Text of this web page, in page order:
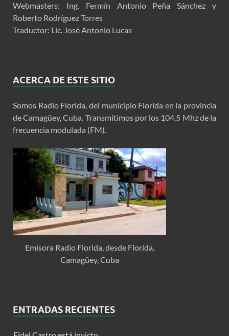
Webmasters: Ing. Fermín Antonio Peña Sánchez y
Roberto Rodríguez Torres
Traductor: Lic. José Antonio Lucas
ACERCA DE ESTE SITIO
Somos Radio Florida, del municipio Florida en la provincia
de Camagüey, Cuba. Transmitimos por los 104.5 Mhz de la
frecuencia modulada (FM).
Emisora Radio Florida, desde Florida,
Camagüey, Cuba
ENTRADAS RECIENTES